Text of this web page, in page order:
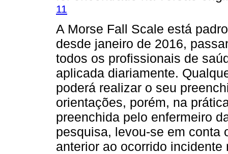
11
A Morse Fall Scale está
desde janeiro de 2016,
todos os profissionais de
aplicada diariamente.
poderá realizar o seu
orientações, porém, na
preenchida pelo enfermeiro
pesquisa, levou-se em conta
anterior ao ocorrido incidente